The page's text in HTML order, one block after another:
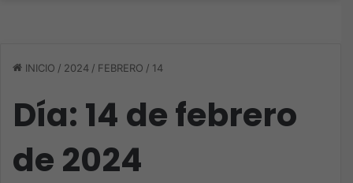
INICIO / 2024 / FEBRERO / 14
Día: 14 de febrero
de 2024